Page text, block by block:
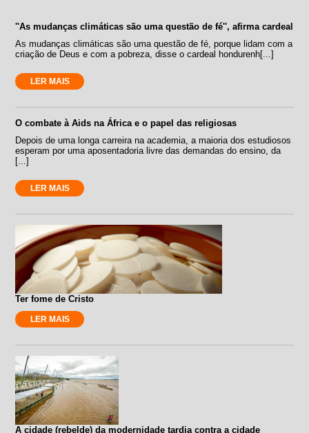
''As mudanças climáticas são uma questão de fé'', afirma cardeal
As mudanças climáticas são uma questão de fé, porque lidam com a
criação de Deus e com a pobreza, disse o cardeal hondurenh[...]
LER MAIS
O combate à Aids na África e o papel das religiosas
Depois de uma longa carreira na academia, a maioria dos estudiosos
esperam por uma aposentadoria livre das demandas do ensino, da
[...]
LER MAIS
Ter fome de Cristo
LER MAIS
A cidade (rebelde) da modernidade tardia contra a cidade